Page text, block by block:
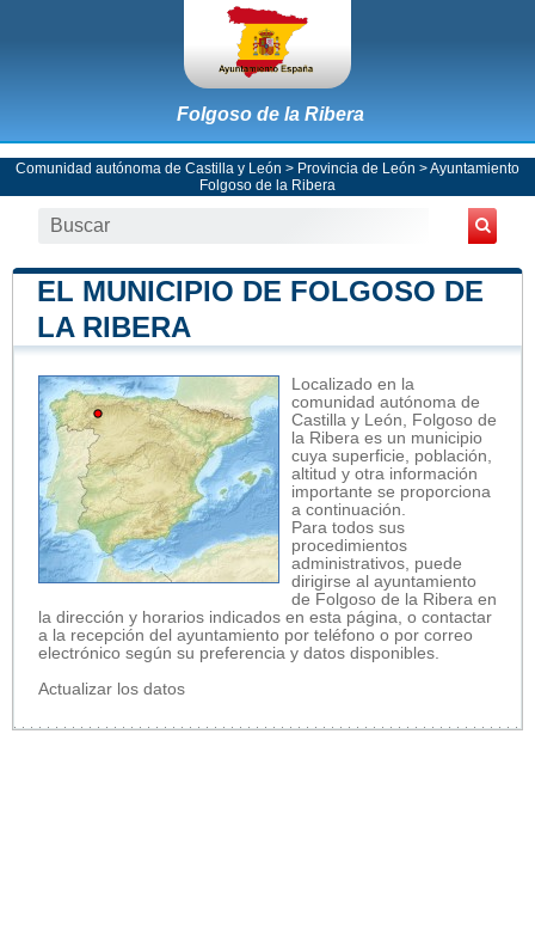
Folgoso de la Ribera
Comunidad autónoma de Castilla y León > Provincia de León >Ayuntamiento
Folgoso de la Ribera
EL MUNICIPIO DE FOLGOSO DE
LA RIBERA
Localizado en la
comunidad autónoma de
Castilla y León, Folgoso de
la Ribera es un municipio
cuya superficie, población,
altitud y otra información
importante se proporciona
a continuación.
Para todos sus
procedimientos
administrativos, puede
dirigirse al ayuntamiento
de Folgoso de la Ribera en
la dirección y horarios indicados en esta página, o contactar
a la recepción del ayuntamiento por teléfono o por correo
electrónico según su preferencia y datos disponibles.
Actualizar los datos